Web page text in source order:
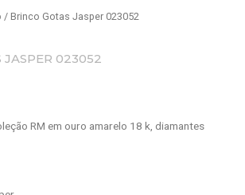
/ Brinco Gotas Jasper 023052
JASPER 023052
RM em ouro amarelo 18 k, diamantes